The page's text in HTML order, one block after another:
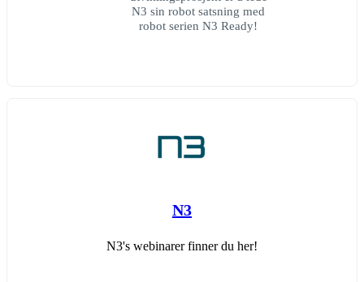
N3 sin robot satsning med
robot serien N3 Ready!
N3
N3's webinarer finner du her!